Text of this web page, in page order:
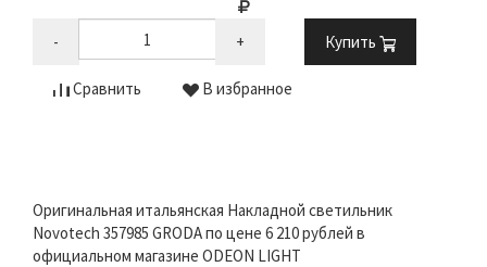
- + Купить
Сравнить В избранное
Оригинальная итальянская Накладной светильник
Novotech 357985 GRODA по цене 6 210 рублей в
официальном магазине ODEON LIGHT